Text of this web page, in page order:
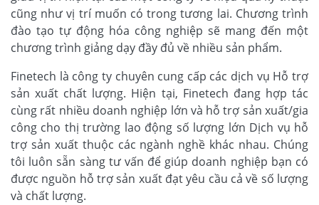
cũng như vị trí muốn có trong tương lai. Chương trình
đào tạo tự động hóa công nghiệp sẽ mang đến một
chương trình giảng dạy đầy đủ về nhiều sản phẩm.
Finetech là công ty chuyên cung cấp các dịch vụ Hỗ trợ
sản xuất chất lượng. Hiện tại, Finetech đang hợp tác
cùng rất nhiều doanh nghiệp lớn và hỗ trợ sản xuất/gia
công cho thị trường lao động số lượng lớn Dịch vụ hỗ
trợ sản xuất thuộc các ngành nghề khác nhau. Chúng
tôi luôn sẵn sàng tư vấn để giúp doanh nghiệp bạn có
được nguồn hỗ trợ sản xuất đạt yêu cầu cả về số lượng
và chất lượng.